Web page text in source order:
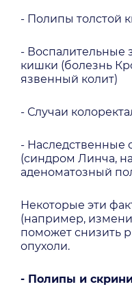
- Полипы толстой
- Воспалительные
кишки (болезнь
язвенный колит)
- Случаи
- Наследственные
(синдром Линча,
аденоматозный
Некоторые эти
(например,
поможет снизить
опухоли.
- Полипы и